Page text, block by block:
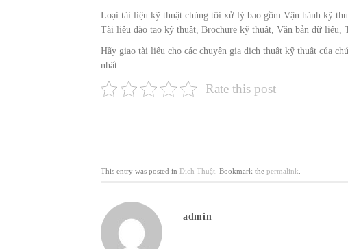
Loại tài liệu kỹ thuật chúng tôi xử lý bao gồm Vận hành kỹ
Tài liệu đào tạo kỹ thuật, Brochure kỹ thuật, Văn bản dữ liệu,
Hãy giao tài liệu cho các chuyên gia dịch thuật kỹ thuật của
nhất.
Rate this post
This entry was posted in Dịch Thuật . Bookmark the permalink
admin